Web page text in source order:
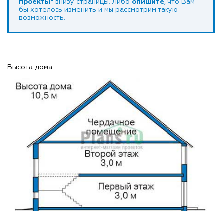
проекты" внизу страницы. Либо опишите, что Вам
бы хотелось изменить и мы рассмотрим такую
возможность.
Высота дома